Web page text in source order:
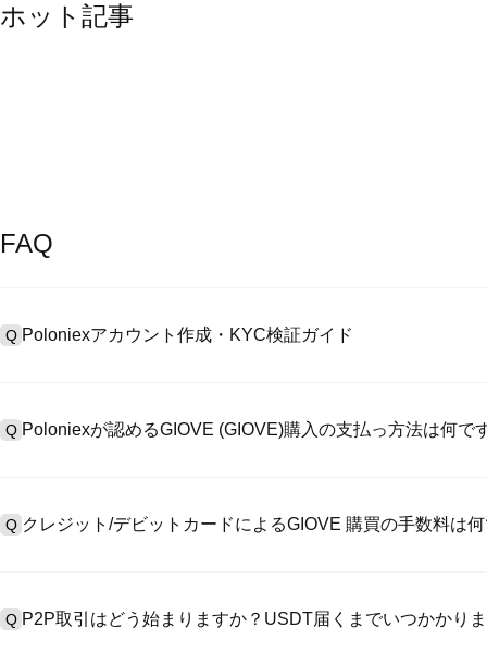
ホット記事
FAQ
Q Poloniexアカウント作成・KYC検証ガイド
>「安全性」へ有効ID証明をアップし、自撮りしてKYC検証を完成
Q Poloniexが認めるGIOVE (GIOVE)購入の支払っ方法は何で
入金）（プロセス1～3営業日かかる）;4）$100,000超えた大額売
Q クレジット/デビットカードによるGIOVE 購買の手数料は
現物取引手数料（0.05%まで低く）が必要です。
Q P2P取引はどう始まりますか？USDT届くまでいつかかり